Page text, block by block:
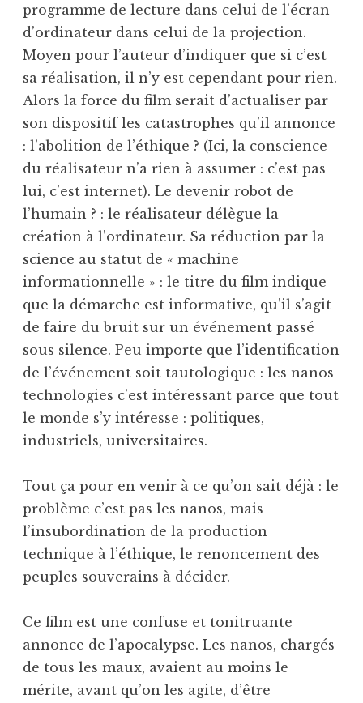
programme de lecture dans celui de l’écran
d’ordinateur dans celui de la projection.
Moyen pour l’auteur d’indiquer que si c’est
sa réalisation, il n’y est cependant pour rien.
Alors la force du film serait d’actualiser par
son dispositif les catastrophes qu’il annonce
: l’abolition de l’éthique ? (Ici, la conscience
du réalisateur n’a rien à assumer : c’est pas
lui, c’est internet). Le devenir robot de
l’humain ? : le réalisateur délègue la
création à l’ordinateur. Sa réduction par la
science au statut de « machine
informationnelle » : le titre du film indique
que la démarche est informative, qu’il s’agit
de faire du bruit sur un événement passé
sous silence. Peu importe que l’identification
de l’événement soit tautologique : les nanos
technologies c’est intéressant parce que tout
le monde s’y intéresse : politiques,
industriels, universitaires.
Tout ça pour en venir à ce qu’on sait déjà : le
problème c’est pas les nanos, mais
l’insubordination de la production
technique à l’éthique, le renoncement des
peuples souverains à décider.
Ce film est une confuse et tonitruante
annonce de l’apocalypse. Les nanos, chargés
de tous les maux, avaient au moins le
mérite, avant qu’on les agite, d’être